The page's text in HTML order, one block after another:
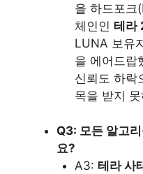
을 하드포크
체인인 테라
LUNA 보유
을 에어드랍
신뢰도 하락
목을 받지
Q3: 모든 알고
요?
A3: 테라 사